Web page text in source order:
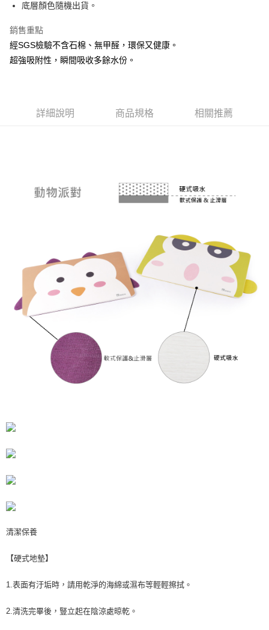
AFTEE先享後付
相關說明
２．便利：只要手機號碼，簡訊認證，即可結帳。
３．收到繳費通知簡訊後14天內，點擊此簡訊中的連結，可透過四大超商／
ATM／網路銀行／等多元方式進行付款，方視為交易完成。
※ 交易是否成功請以「AFTEE先享後付 」之結帳頁面顯示為準，若有關於
是否繳費成功／繳費後需取消欲退款等相關疑問，請聯繫「AFTEE先享後付
客戶支援中心」https://netprotections.freshdesk.com/support/home
【注意事項】
１．透過由恩沛科技股份有限公司提供之「AFTEE先享後付」服務完成之交
易，需依本服務之必要範圍內提供個人資料，並將交易相關給付款項請求債
權轉讓予恩沛科技股份有限公司。
２．關於個人資料處理事宜，請瀏覽以下網址：
https://aftee.tw/terms/#terms3
３．未成年的使用者請事先徵得法定代理人或監護人之同意方可使用
「AFTEE先享後付」，若未經同意申辦者引起之損失，本公司不負相關責
４．使用「AFTEE先享後付」時，將依據個別帳號之用戶狀況，依本公司即
恩沛科技股份有限公司將有權停止該用戶之使用額度並採取法律行動。
黑貓貨到付款
每筆NT$150，滿NT$1,000(含以上)免運費
底層顏色隨機出貨。
銷售重點
經SGS檢驗不含石棉、無甲醛，環保又健康。
超強吸附性，瞬間吸收多餘水份。
詳細說明 商品規格 相關推薦
清潔保養
【硬式地墊】
1.表面有汙垢時，請用乾淨的海綿或濕布等輕輕擦拭。
2.清洗完畢後，豎立起在陰涼處晾乾。